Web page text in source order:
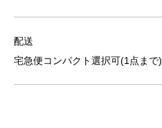
配送
宅急便コンパクト選択可(1点まで)